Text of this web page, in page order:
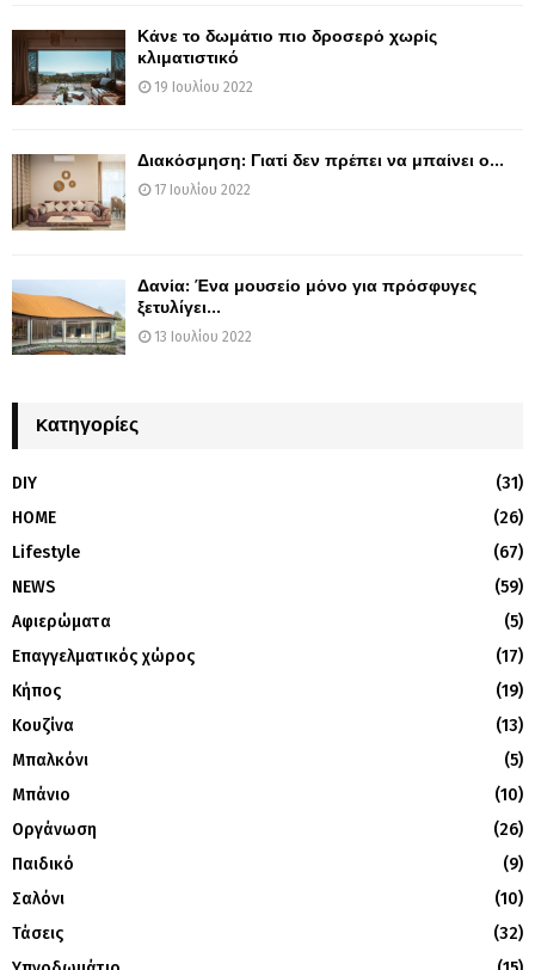
Κάνε το δωμάτιο πιο δροσερό χωρίς
κλιματιστικό
19 Ιουλίου 2022
Διακόσμηση: Γιατί δεν πρέπει να μπαίνει ο...
17 Ιουλίου 2022
Δανία: Ένα μουσείο μόνο για πρόσφυγες
ξετυλίγει...
13 Ιουλίου 2022
Kατηγορίες
DIY
(31)
HOME
(26)
Lifestyle
(67)
NEWS
(59)
Αφιερώματα
(5)
Επαγγελματικός χώρος
(17)
Κήπος
(19)
Κουζίνα
(13)
Μπαλκόνι
(5)
Μπάνιο
(10)
Οργάνωση
(26)
Παιδικό
(9)
Σαλόνι
(10)
Τάσεις
(32)